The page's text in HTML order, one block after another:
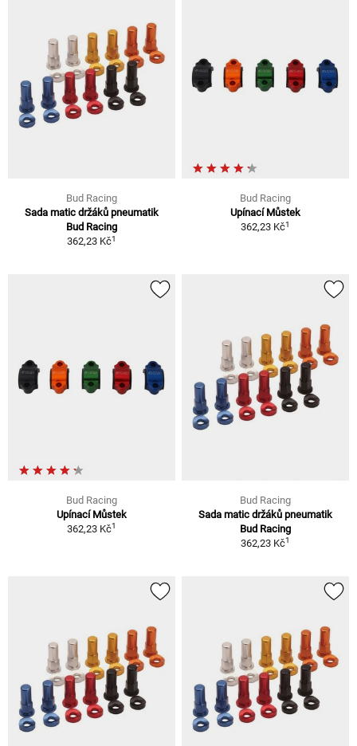
Bud Racing
Sada matic držáků pneumatik
Bud Racing
362,23 Kč1
Bud Racing
Upínací Můstek
362,23 Kč1
Bud Racing
Upínací Můstek
362,23 Kč1
Bud Racing
Sada matic držáků pneumatik
Bud Racing
362,23 Kč1